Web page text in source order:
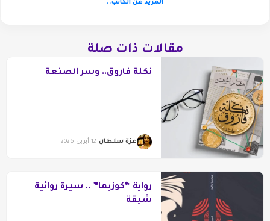
المزيد عن الكاتب..
مقالات ذات صلة
نكلة فاروق.. وسر الصنعة
عزة سلطان 12 أبريل 2026
رواية “كوزيما” .. سيرة روائية
شيقة